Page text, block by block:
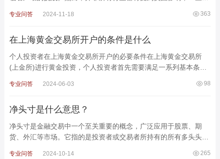
363
专业问答 2024-11-18
在上海黄金交易所开户的条件是什么
个人投资者在上海黄金交易所开户的必要条件在上海黄金交易所
(上金所)进行黄金投资，个人投资者首先需要满足一系列基本条
98
专业问答 2024-06-03
净头寸是什么意思？
净头寸是金融交易中一个至关重要的概念，广泛应用于股票、期
货、外汇等市场。它指的是投资者或交易者所持有的所有多头头寸
265
专业问答 2024-10-14